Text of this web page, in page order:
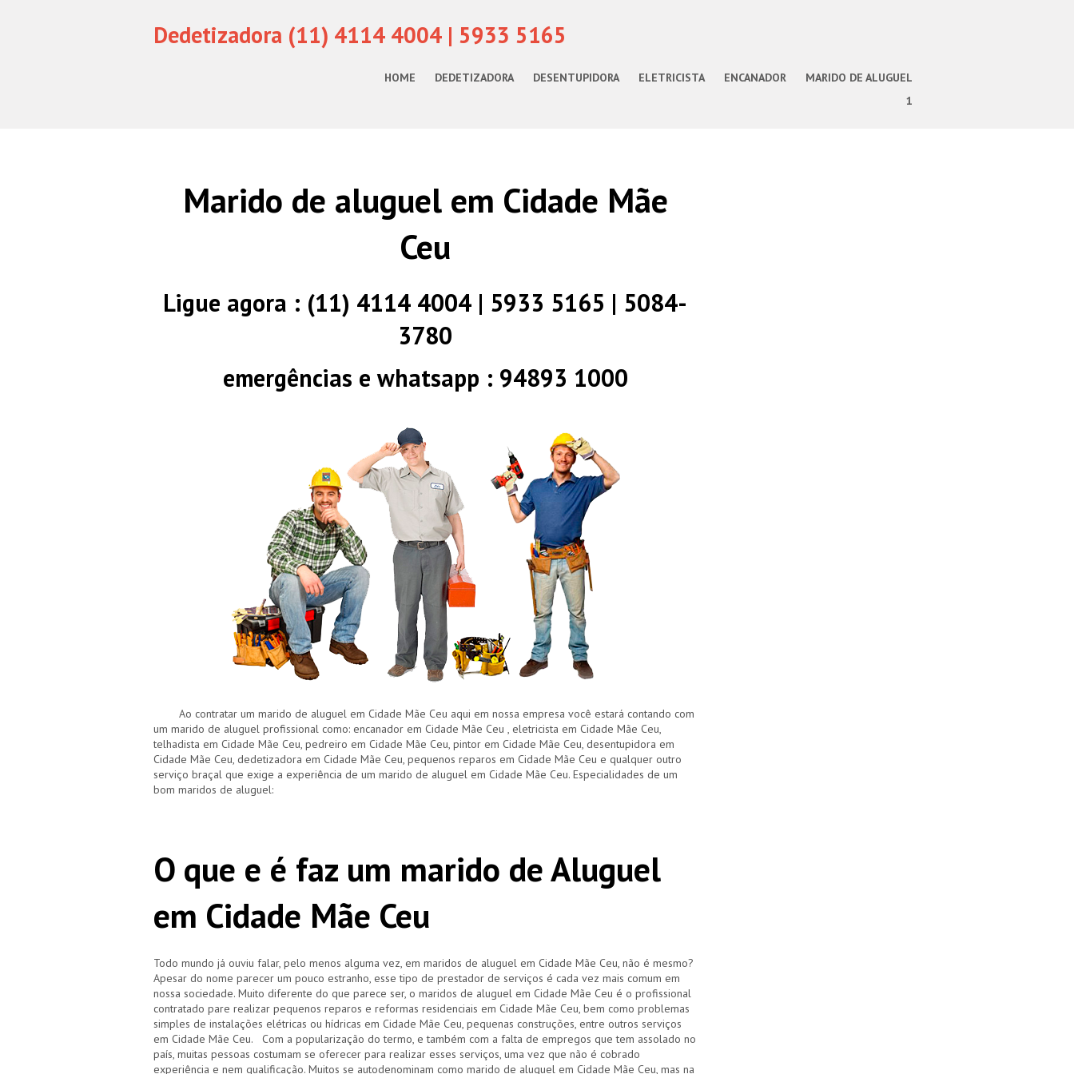
Dedetizadora (11) 4114 4004 | 5933 5165
HOME DEDETIZADORA DESENTUPIDORA ELETRICISTA ENCANADOR
MARIDO DE ALUGUEL
1
Marido de aluguel em Cidade Mãe
Ceu
Ligue agora : (11) 4114 4004 | 5933 5165 | 5084-
3780
emergências e whatsapp : 94893 1000
Ao contratar um marido de aluguel em Cidade Mãe Ceu aqui em nossa empresa você estará contando com
um marido de aluguel profissional como: encanador em Cidade Mãe Ceu , eletricista em Cidade Mãe Ceu,
telhadista em Cidade Mãe Ceu, pedreiro em Cidade Mãe Ceu, pintor em Cidade Mãe Ceu, desentupidora em
Cidade Mãe Ceu, dedetizadora em Cidade Mãe Ceu, pequenos reparos em Cidade Mãe Ceu e qualquer outro
serviço braçal que exige a experiência de um marido de aluguel em Cidade Mãe Ceu. Especialidades de um
bom maridos de aluguel:
O que e é faz um marido de Aluguel
em Cidade Mãe Ceu
Todo mundo já ouviu falar, pelo menos alguma vez, em maridos de aluguel em Cidade Mãe Ceu, não é mesmo?
Apesar do nome parecer um pouco estranho, esse tipo de prestador de serviços é cada vez mais comum em
nossa sociedade. Muito diferente do que parece ser, o maridos de aluguel em Cidade Mãe Ceu é o profissional
contratado pare realizar pequenos reparos e reformas residenciais em Cidade Mãe Ceu, bem como problemas
simples de instalações elétricas ou hídricas em Cidade Mãe Ceu, pequenas construções, entre outros serviços
em Cidade Mãe Ceu. Com a popularização do termo, e também com a falta de empregos que tem assolado no
país, muitas pessoas costumam se oferecer para realizar esses serviços, uma vez que não é cobrado
experiência e nem qualificação. Muitos se autodenominam como marido de aluguel em Cidade Mãe Ceu, mas na